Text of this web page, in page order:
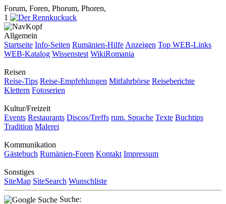
Forum, Foren, Phorum, Phoren,
1
Allgemein
Startseite Info-Seiten Rumänien-Hilfe Anzeigen Top WEB-Links
WEB-Katalog Wissenstest WikiRomania
Reisen
Reise-Tips Reise-Empfehlungen Mitfahrbörse Reiseberichte
Klettern Fotoserien
Kultur/Freizeit
Events Restaurants Discos/Treffs rum. Sprache Texte Buchtips
Tradition Malerei
Kommunikation
Gästebuch Rumänien-Foren Kontakt Impressum
Sonstiges
SiteMap SiteSearch Wunschliste
Suche: